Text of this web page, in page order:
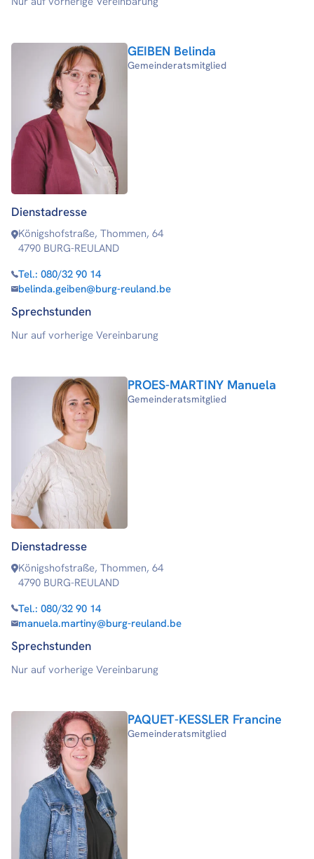
GEIBEN Belinda
Gemeinderatsmitglied
Dienstadresse
Königshofstraße, Thommen, 64
4790 BURG-REULAND
Tel.: 080/32 90 14
belinda.geiben@burg-reuland.be
Sprechstunden
Nur auf vorherige Vereinbarung
PROES-MARTINY Manuela
Gemeinderatsmitglied
Dienstadresse
Königshofstraße, Thommen, 64
4790 BURG-REULAND
Tel.: 080/32 90 14
manuela.martiny@burg-reuland.be
Sprechstunden
Nur auf vorherige Vereinbarung
PAQUET-KESSLER Francine
Gemeinderatsmitglied